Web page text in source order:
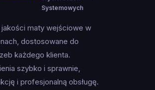
Systemowych
maty wejściowe w
dostosowane do
każdego klienta.
szybko i sprawnie,
i profesjonalną obsługę.